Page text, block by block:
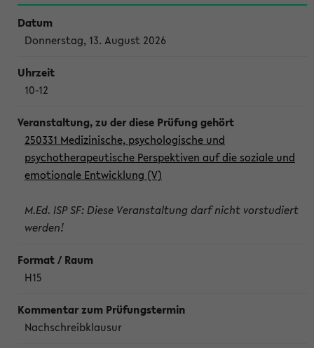
Donnerstag, 13. August 2026
10-12
250331 Medizinische, psychologische und
psychotherapeutische Perspektiven auf die soziale und
emotionale Entwicklung (V)
M.Ed. ISP SF: Diese Veranstaltung darf nicht vorstudiert
werden!
H15
Nachschreibklausur